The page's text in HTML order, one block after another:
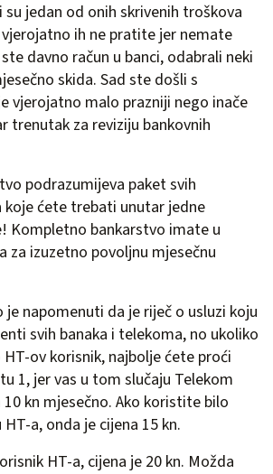
jedan od onih skrivenih troškova
ih ne pratite jer nemate
davno račun u banci, odabrali neki
skida. Sad ste došli s
vjerojatno malo prazniji nego inače
trenutak za reviziju bankovnih
podrazumijeva paket svih
koje ćete trebati unutar jedne
Kompletno bankarstvo imate u
za izuzetno povoljnu mjesečnu
je napomenuti da je riječ o usluzi koju
svih banaka i telekoma, no ukoliko
ov korisnik, najbolje ćete proći
1, jer vas u tom slučaju Telekom
kn mjesečno. Ako koristite bilo
a, onda je cijena 15 kn.
HT-a, cijena je 20 kn. Možda